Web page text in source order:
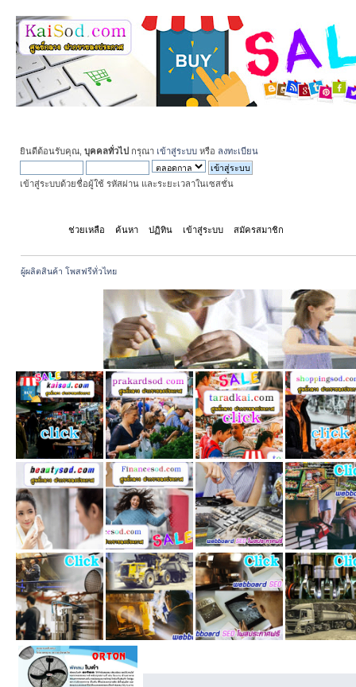
ยินดีต้อนรับคุณ, บุคคลทั่วไป กรุณา เข้าสู่ระบบ หรือ ลงทะเบียน
เข้าสู่ระบบด้วยชื่อผู้ใช้ รหัสผ่าน และระยะเวลาในเซสชั่น
ช่วยเหลือ ค้นหา ปฏิทิน เข้าสู่ระบบ สมัครสมาชิก
ผู้ผลิตสินค้า โพสฟรีทั่วไทย